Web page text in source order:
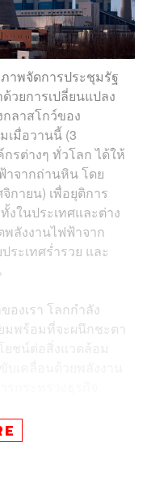
าพจัดการประชุมรัฐ
ยการเปลี่ยนแปลง
ลาสโกว์ของ
เมื่อวานนี้ (3
รต่างๆ ทั่วโลก ได้ให้
าจากถ่านหิน โดย
กายน) เพื่อยุติการ
ในประเทศและต่าง
พลังงานไฟฟ้าจาก
ะเทศร่ำรวย และ
งเรา โลกกำลัง
มพร้อมที่จะผนึกชะตา
ชน์ต่อสิ่งแวดล้อม